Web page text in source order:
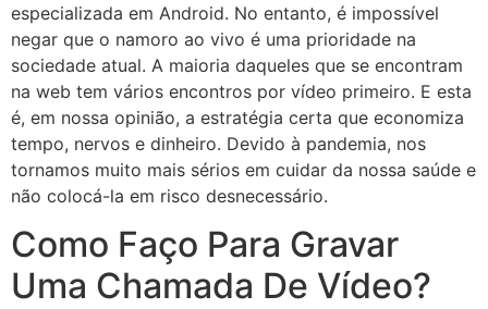
especializada em Android. No entanto, é impossível
negar que o namoro ao vivo é uma prioridade na
sociedade atual. A maioria daqueles que se encontram
na web tem vários encontros por vídeo primeiro. E esta
é, em nossa opinião, a estratégia certa que economiza
tempo, nervos e dinheiro. Devido à pandemia, nos
tornamos muito mais sérios em cuidar da nossa saúde e
não colocá-la em risco desnecessário.
Como Faço Para Gravar
Uma Chamada De Vídeo?